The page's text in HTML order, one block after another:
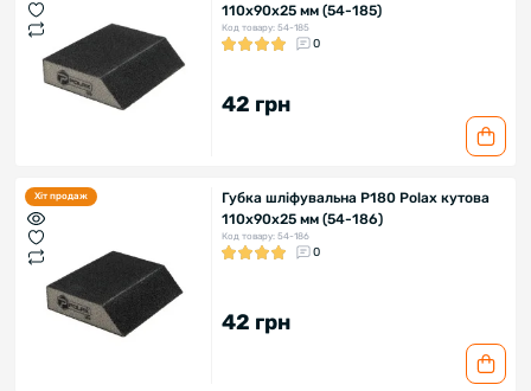
110х90х25 мм (54-185)
Код товару: 54-185
0
42 грн
Хіт продаж
Губка шліфувальна P180 Polax кутова
110х90х25 мм (54-186)
Код товару: 54-186
0
42 грн